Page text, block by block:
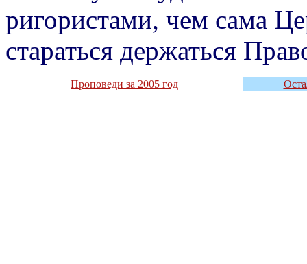
ригористами, чем сама
стараться держаться
Проповеди за 2005 год